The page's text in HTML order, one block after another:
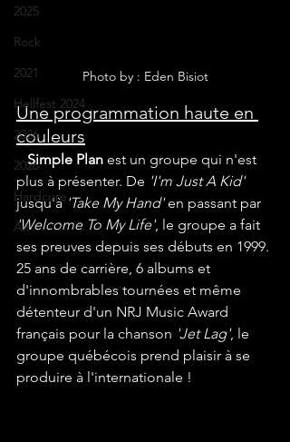
2025
Rock
2021
Hellfest 2024
2026
2026
Hardcore
Alt
Photo by : Eden Bisiot
Une programmation haute en
couleurs
Simple Plan est un groupe qui n'est
plus à présenter. De 'I'm Just A Kid'
jusqu'à 'Take My Hand' en passant par
'Welcome To My Life', le groupe a fait
ses preuves depuis ses débuts en 1999.
25 ans de carrière, 6 albums et
d'innombrables tournées et même
détenteur d'un NRJ Music Award
français pour la chanson 'Jet Lag', le
groupe québécois prend plaisir à se
produire à l'internationale !